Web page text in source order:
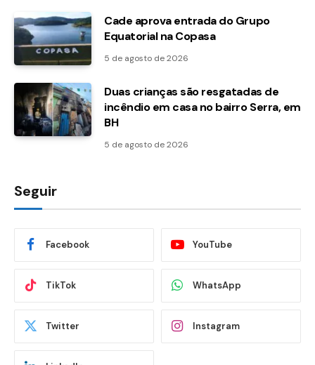
Cade aprova entrada do Grupo
Equatorial na Copasa
5 de agosto de 2026
Duas crianças são resgatadas de
incêndio em casa no bairro Serra, em
BH
5 de agosto de 2026
Seguir
Facebook YouTube
TikTok WhatsApp
Twitter Instagram